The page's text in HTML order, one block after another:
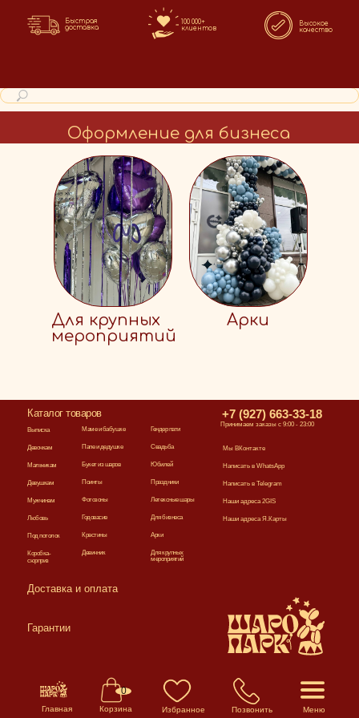
Быстрая
доставка
100 000+
клиентов
Высокое
качество
Оформление для бизнеса
Для крупных
мероприятий
Арки
Избранное Позвонить Меню
Главная Корзина
0
+7 (927) 663-33-18
Принимаем заказы с 9:00 - 23:00
Мы ВКонтакте
Написать в WhatsApp
Написать в Telegram
Наши адреса 2GIS
Наши адреса Я.Карты
Выписка
Арки
Гендер пати
Свадьба
Юбилей
Праздники
Летексные шары
Для бизнеса
Для крупных
мероприятий
Маме и бабушке
Букет из шаров
Поинты
Фотозоны
Годовасие
Крестины
Девичник
Папе и дедушке
Мальчикам
Девушкам
Мужчинам
Любовь
Под потолок
Коробка-
сюрприз
Девочкам
Каталог товаров
Доставка и оплата
Гарантии